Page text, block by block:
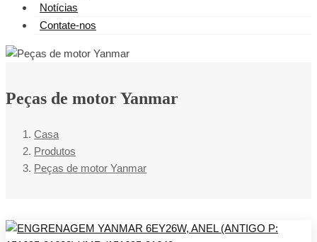
Notícias
Contate-nos
Peças de motor Yanmar
Casa
Produtos
Peças de motor Yanmar